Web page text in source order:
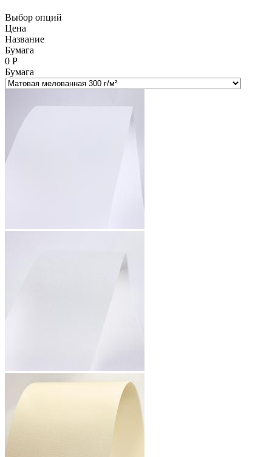
Выбор опций
Цена
Название
Бумага
0 Р
Бумага